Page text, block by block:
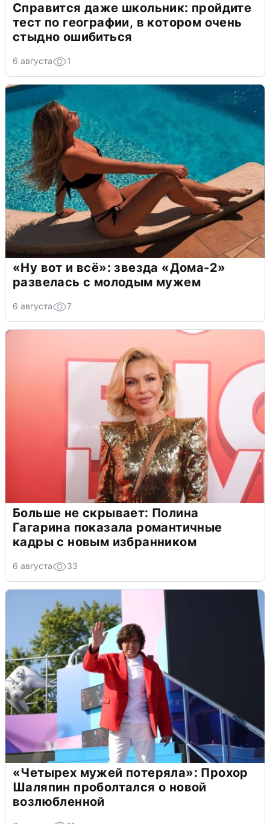
Справится даже школьник: пройдите
тест по географии, в котором очень
стыдно ошибиться
6 августа 1
«Ну вот и всё»: звезда «Дома-2»
развелась с молодым мужем
6 августа 7
Больше не скрывает: Полина
Гагарина показала романтичные
кадры с новым избранником
6 августа 33
«Четырех мужей потеряла»: Прохор
Шаляпин проболтался о новой
возлюбленной